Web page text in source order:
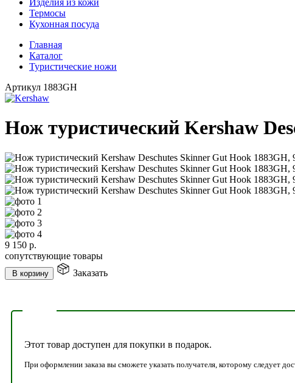
Изделия из кожи
Термосы
Кухонная посуда
Главная
Каталог
Туристические ножи
Артикул 1883GH
Нож туристический Kershaw
9 150 р.
сопутствующие товары
В корзину Заказать
Этот товар доступен для покупки в подарок.
При оформлении заказа вы сможете указать получателя, которому следует